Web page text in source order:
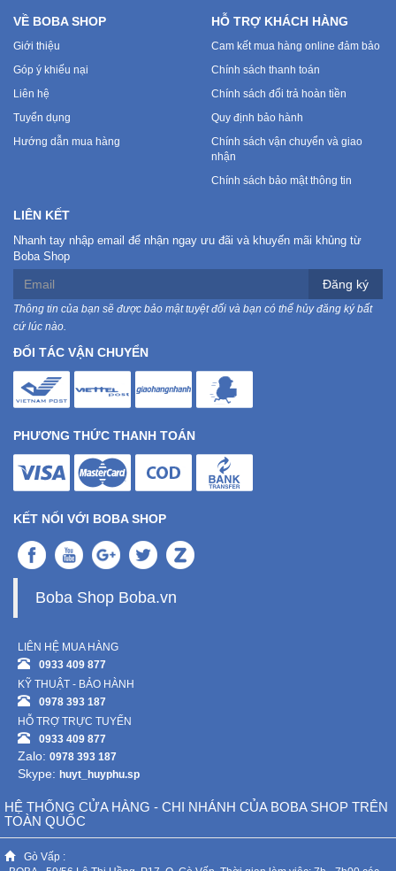
VỀ BOBA SHOP
Giới thiệu
Góp ý khiếu nại
Liên hệ
Tuyển dụng
Hướng dẫn mua hàng
HỖ TRỢ KHÁCH HÀNG
Cam kết mua hàng online đảm bảo
Chính sách thanh toán
Chính sách đổi trả hoàn tiền
Quy định bảo hành
Chính sách vận chuyển và giao
nhận
Chính sách bảo mật thông tin
LIÊN KẾT
Nhanh tay nhập email để nhận ngay ưu đãi và khuyến mãi khủng từ
Boba Shop
Đăng ký
Thông tin của bạn sẽ được bảo mật tuyệt đối và bạn có thể hủy đăng ký bất
cứ lúc nào.
ĐỐI TÁC VẬN CHUYỂN
PHƯƠNG THỨC THANH TOÁN
KẾT NỐI VỚI BOBA SHOP
Boba Shop Boba.vn
LIÊN HỆ MUA HÀNG
0933 409 877
KỸ THUẬT - BẢO HÀNH
0978 393 187
HỖ TRỢ TRỰC TUYẾN
0933 409 877
Zalo: 0978 393 187
Skype: huyt_huyphu.sp
HỆ THỐNG CỬA HÀNG - CHI NHÁNH CỦA BOBA SHOP TRÊN
TOÀN QUỐC
Gò Vấp :